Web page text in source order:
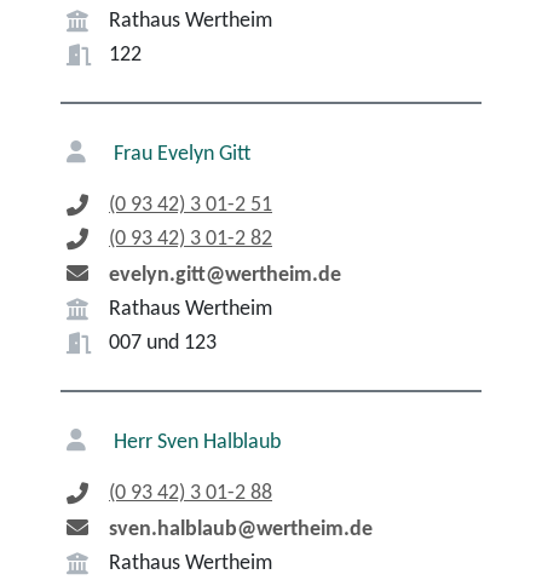
Rathaus Wertheim
122
Frau Evelyn Gitt
(0 93 42) 3 01-2 51
(0 93 42) 3 01-2 82
evelyn.gitt@wertheim.de
Rathaus Wertheim
007 und 123
Herr Sven Halblaub
(0 93 42) 3 01-2 88
sven.halblaub@wertheim.de
Rathaus Wertheim